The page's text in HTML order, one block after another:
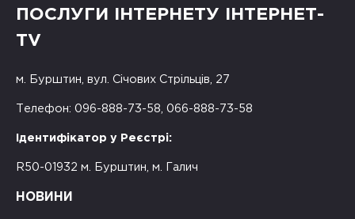
ПОСЛУГИ ІНТЕРНЕТУ ІНТЕРНЕТ-
TV
м. Бурштин, вул. Січових Стрільців, 27
Телефон: 096-888-73-58, 066-888-73-58
Ідентифікатор у Реєстрі:
R50-01932 м. Бурштин, м. Галич
НОВИНИ